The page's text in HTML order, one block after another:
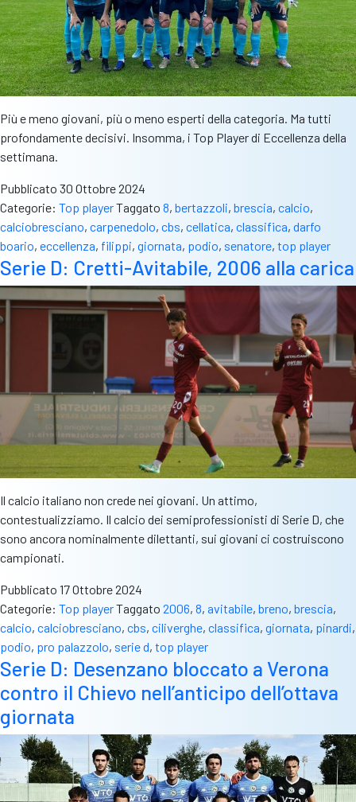
Più e meno giovani, più o meno esperti della categoria. Ma tutti
profondamente decisivi. Insomma, i Top Player di Eccellenza della
settimana.
Pubblicato 30 Ottobre 2024
Categorie: Top playerTaggato 8, bertazzoli, brescia, calcio,
calciobresciano, carpenedolo, cbs, cellatica, classifica, darfo
boario, eccellenza, filippi, giornata, podio, senatore, top player
Serie D: Cretti-Avitabile, 2006 alla carica
Il calcio italiano non crede nei giovani. Un attimo,
contestualizziamo. Il calcio dei semiprofessionisti di Serie D, che
sono ancora nominalmente dilettanti, sui giovani ci costruiscono
campionati.
Pubblicato 17 Ottobre 2024
Categorie: Top playerTaggato 2006, 8, avitabile, breno, brescia,
calcio, calciobresciano, cbs, ciliverghe, classifica, giornata, pinardi,
podio, pro palazzolo, serie d, top player
Serie D: Desenzano bloccato a Verona
contro il Chievo nell’anticipo dell’ottava
giornata